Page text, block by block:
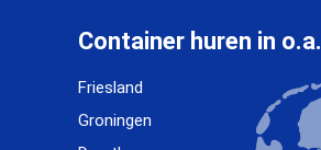
Container huren in o.a.
Friesland
Groningen